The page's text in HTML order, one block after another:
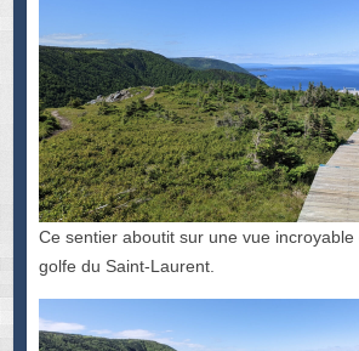
Ce sentier aboutit sur une vue
golfe du Saint-Laurent.